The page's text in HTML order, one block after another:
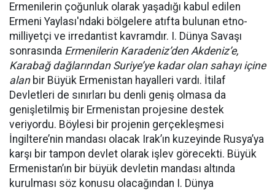
Ermenilerin çoğunluk olarak yaşadığı kabul edilen
Ermeni Yaylası'ndaki bölgelere atıfta bulunan etno-
milliyetçi ve irredantist kavramdır. I. Dünya Savaşı
sonrasında Ermenilerin Karadeniz’den Akdeniz’e,
Karabağ dağlarından Suriye’ye kadar olan sahayı içine
alanbir Büyük Ermenistan hayalleri vardı. İtilaf
Devletleri de sınırları bu denli geniş olmasa da
genişletilmiş bir Ermenistan projesine destek
veriyordu. Böylesi bir projenin gerçekleşmesi
İngiltere’nin mandası olacak Irak’ın kuzeyinde Rusya’ya
karşı bir tampon devlet olarak işlev görecekti. Büyük
Ermenistan’ın bir büyük devletin mandası altında
kurulması söz konusu olacağından I. Dünya